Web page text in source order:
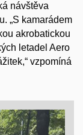
návštěva
„S kamarádem
akrobatickou
letadel Aero
vzpomíná